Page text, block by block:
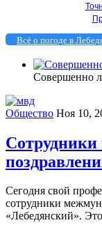
Всё о погоде в
Совершенно
Общество Ноя 10,
Сегодня свой
сотрудники
«Лебедянский».